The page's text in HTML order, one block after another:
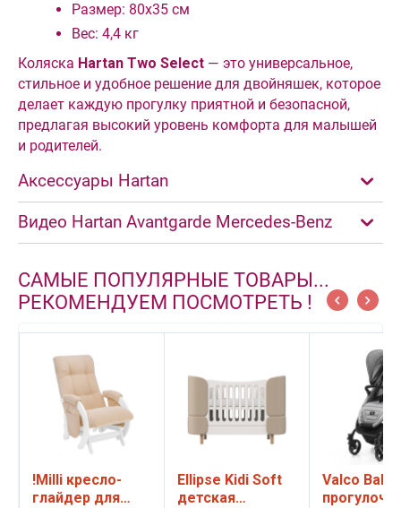
Размер: 80х35 см
Вес: 4,4 кг
Коляска Hartan Two Select — это универсальное,
стильное и удобное решение для двойняшек, которое
делает каждую прогулку приятной и безопасной,
предлагая высокий уровень комфорта для малышей
и родителей.
Аксессуары Hartan
Видео Hartan Avantgarde Mercedes-Benz
САМЫЕ ПОПУЛЯРНЫЕ ТОВАРЫ...
РЕКОМЕНДУЕМ ПОСМОТРЕТЬ !
!Milli кресло-
глайдер для
Ellipse Kidi Soft
детская
Valco Baby